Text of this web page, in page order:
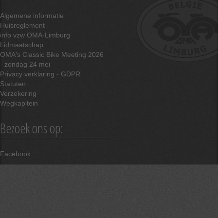
Algemene informatie
Huisreglement
info vzw OMA-Limburg
Lidmaatschap
OMA's Classic Bike Meeting 2026
- zondag 24 mei
Privacy verklaring - GDPR
Statuten
Verzekering
Wegkapitein
Bezoek ons op:
Facebook